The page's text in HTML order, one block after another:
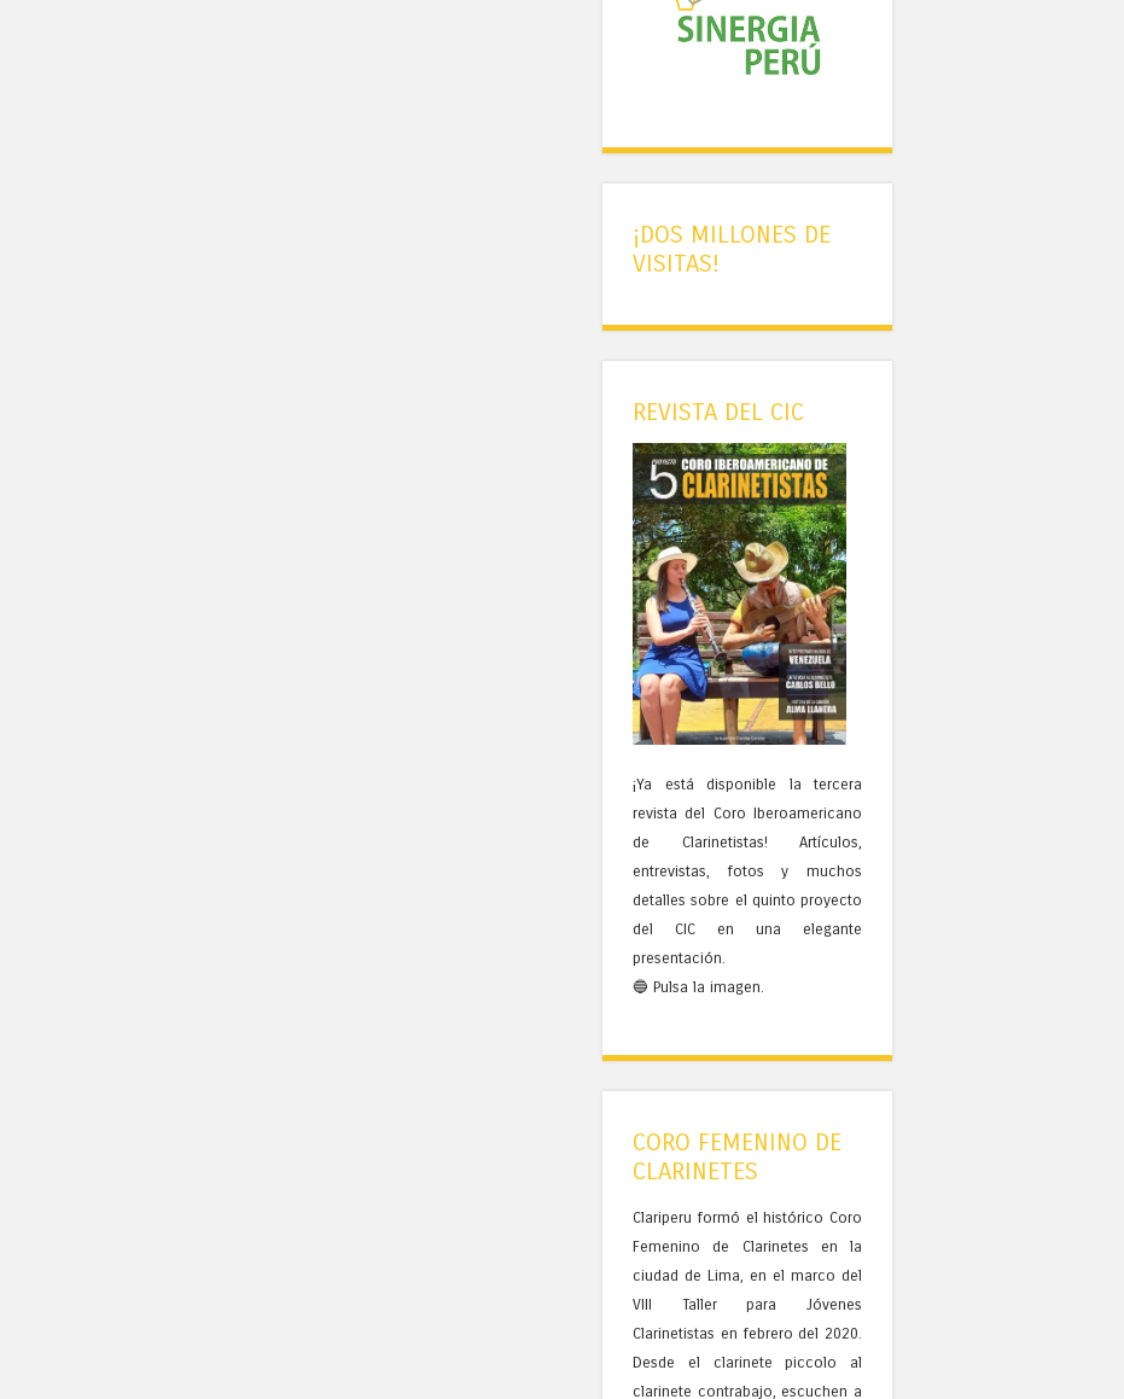
¡DOS MILLONES DE
VISITAS!
REVISTA DEL CIC
¡Ya está disponible la tercera
revista del Coro Iberoamericano
de Clarinetistas! Artículos,
entrevistas, fotos y muchos
detalles sobre el quinto proyecto
del CIC en una elegante
presentación.
🔵 Pulsa la imagen.
CORO FEMENINO DE
CLARINETES
Clariperu formó el histórico Coro
Femenino de Clarinetes en la
ciudad de Lima, en el marco del
VIII Taller para Jóvenes
Clarinetistas en febrero del 2020.
Desde el clarinete piccolo al
clarinete contrabajo, escuchen a